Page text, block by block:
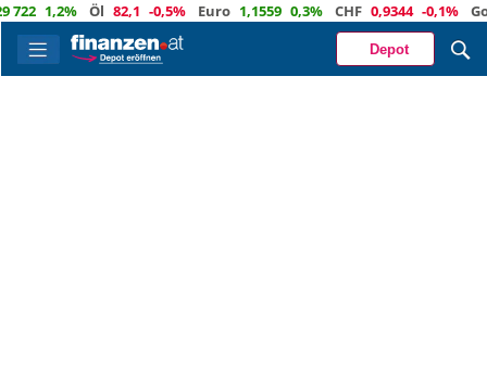
1,2% Öl 82,1 -0,5% Euro 1,1559 0,3% CHF 0,9344 -0,1%
Depot